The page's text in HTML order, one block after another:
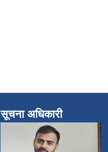
सूचना अधिकारी